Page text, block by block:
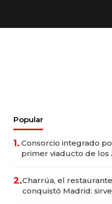
Popular
1. Consorcio integrado
primer viaducto de los
2.Charrúa, el
conquistó Madrid: